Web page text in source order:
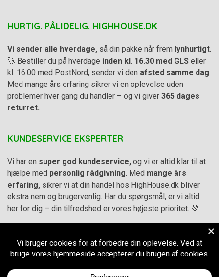
HURTIG. PÅLIDELIG. HIGHHOUSE.DK
Vi sender alle hverdage, så din pakke når frem lynhurtigt
🚀 Bestiller du på hverdage inden kl. 16.30 med GLS eller
kl. 16.00 med PostNord, sender vi den afsted samme dag
Med mange års erfaring sikrer vi en oplevelse uden
problemer hver gang du handler – og vi giver 365 dages
returret.
KUNDESERVICE EKSPERTER
Vi har en super god kundeservice, og vi er altid klar til at
hjælpe med personlig rådgivning . Med mange års
erfaring, sikrer vi at din handel hos HighHouse.dk bliver
ekstra nem og brugervenlig. Har du spørgsmål, er vi altid
her for dig – din tilfredshed er vores højeste prioritet. 💚
Handelsbetingelser– Cookie- og privatlivspolitik